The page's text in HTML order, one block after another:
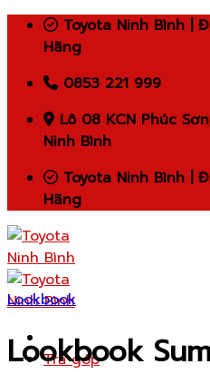
Skip
Toyota Ninh Bình |
Hãng
0853 221 999
Lô 08 KCN Phúc
Ninh Bình
Toyota Ninh Bình |
Hãng
Trả góp
Lookbook
Lookbook